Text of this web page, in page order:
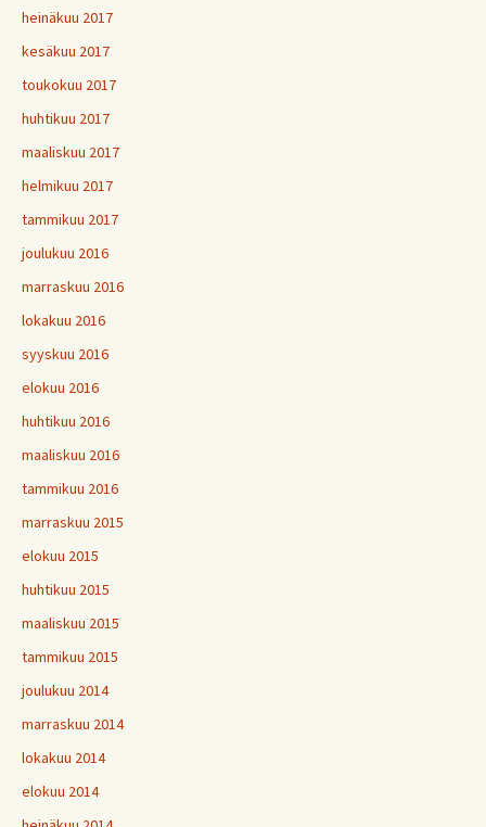
heinäkuu 2017
kesäkuu 2017
toukokuu 2017
huhtikuu 2017
maaliskuu 2017
helmikuu 2017
tammikuu 2017
joulukuu 2016
marraskuu 2016
lokakuu 2016
syyskuu 2016
elokuu 2016
huhtikuu 2016
maaliskuu 2016
tammikuu 2016
marraskuu 2015
elokuu 2015
huhtikuu 2015
maaliskuu 2015
tammikuu 2015
joulukuu 2014
marraskuu 2014
lokakuu 2014
elokuu 2014